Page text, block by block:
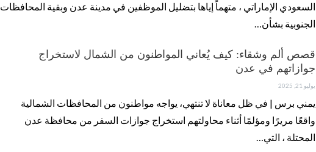
السعودي الإماراتي ، متهماً إياها بتضليل الموظفين في مدينة عدن وبقية المحافظات
الجنوبية بشأن…
قصص ألم وشقاء: كيف يُعاني المواطنون من الشمال لاستخراج
جوازاتهم في عدن
يوليو 21, 2025
يمني برس | في ظل معاناة لا تنتهي، يواجه مواطنون من المحافظات الشمالية
واقعًا مريرًا ومؤلمًا أثناء محاولتهم استخراج جوازات السفر من محافظة عدن
المحتلة ، التي…